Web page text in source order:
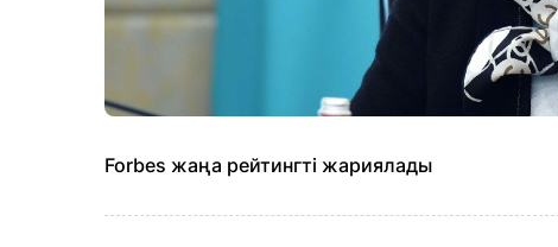
Forbes жаңа рейтингті жариялады